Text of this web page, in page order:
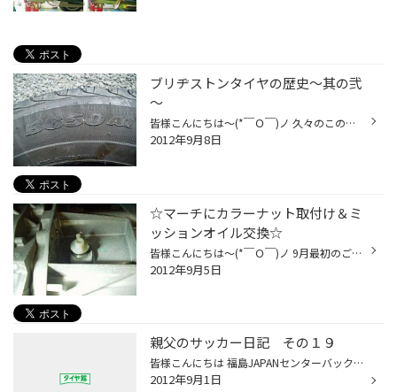
ブリヂストンタイヤの歴史～其の弐
～
皆様こんにちは～(*￣Ｏ￣)ノ 久々のこのコーナー、覚えてらっしゃいますでしょうか？ 「いつコーナーになったんだ！？」というツッコミはお控え下さい(笑) 前回、「ホロニック」というBSスタッドレス初代ブランドをご紹介しました。 (詳しくは2012年02月11日の日記をご覧下さい) 今回ご紹介するの...
2012年9月8日
☆マーチにカラーナット取付け＆ミ
ッションオイル交換☆
皆様こんにちは～(*￣Ｏ￣)ノ 9月最初のご紹介は、 カラーホイールナット取付けとミッションオイル交換です！ 装着車種:日産 マーチ(K12) 装着商品:クルーズ フォージドホイールナット M12×1.25 28mm ピンク ミッションオイル:ASH PSE 75W-90 GL6 K12マーチとしては珍しいマニュアル車！ ギヤオイ...
2012年9月5日
親父のサッカー日記 その１９
皆様こんにちは 福島JAPANセンターバック○山選手が 右足薬指負傷 親指みたいになっておりました ということで今日は見学 ちょっと守備が不安です(-.-) 今日は久々に行った試合結果です いつもお世話になっております強敵三菱さんです 今日はいろいろ大人の事情がありフットサルからの参戦です フッ...
2012年9月1日